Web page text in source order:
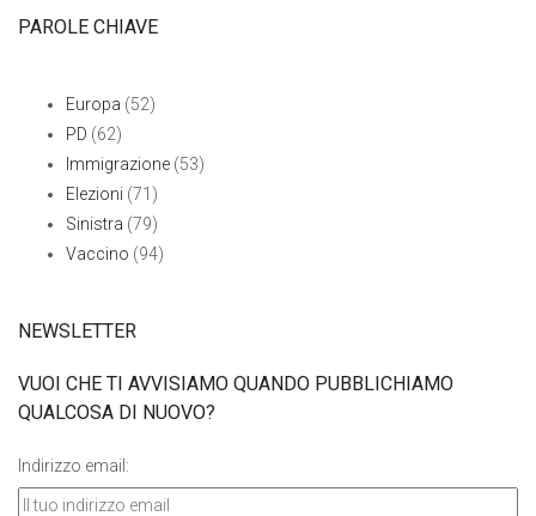
PAROLE CHIAVE
Europa (52)
PD (62)
Immigrazione (53)
Elezioni (71)
Sinistra (79)
Vaccino (94)
NEWSLETTER
VUOI CHE TI AVVISIAMO QUANDO PUBBLICHIAMO
QUALCOSA DI NUOVO?
Indirizzo email: